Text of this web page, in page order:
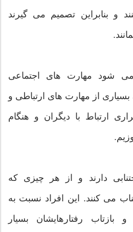
و بنابراین تصمیم می گیرند
شود مهارت های اجتماعی
بسیاری از مهارت های ارتباطی و
ارتباط با دیگران و هنگام
دارند و از هر چیزی که
می کنند. این افراد نسبت به
رفتارهایشان بسیار